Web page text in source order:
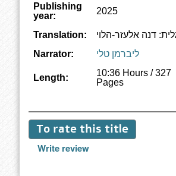
Publishing
year:
2025
Translation:
דנה אלעזר-הלוי
Narrator:
ליברמן טלי
Length:
10:36 Hours / 327
Pages
To rate this title
Write review